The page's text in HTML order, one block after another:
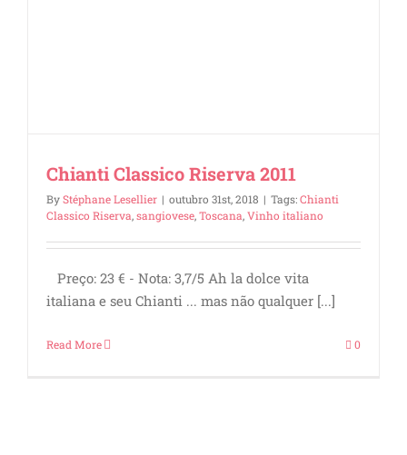
Chianti Classico Riserva 2011
ByStéphane Lesellier | outubro 31st, 2018 | Tags:Chianti
Classico Riserva,sangiovese,Toscana,Vinho italiano
Preço: 23 € - Nota: 3,7/5 Ah la dolce vita
italiana e seu Chianti ... mas não qualquer [...]
Read More 0